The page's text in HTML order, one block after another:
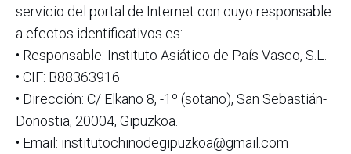
servicio del portal de Internet con cuyo responsable
a efectos identificativos es:
• Responsable: Instituto Asiático de País Vasco, S.L.
• CIF: B88363916
• Dirección: C/ Elkano 8, -1º (sotano), San Sebastián-
Donostia, 20004, Gipuzkoa.
• Email: institutochinodegipuzkoa@gmail.com